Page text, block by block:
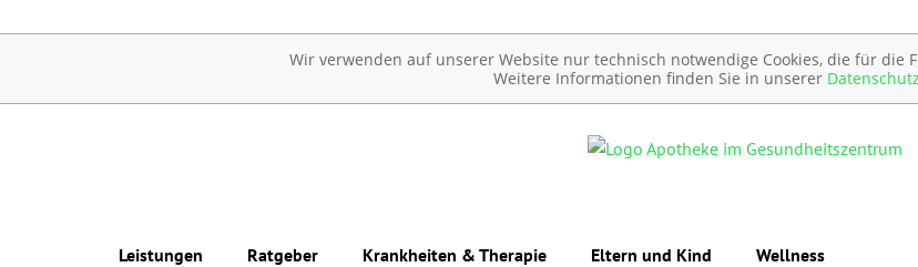
Wir verwenden auf unserer Website nur technisch notwendige Cookies, die für die
Weitere Informationen finden Sie in unserer
Leistungen Ratgeber Krankheiten & Therapie Eltern und Kind Wellness